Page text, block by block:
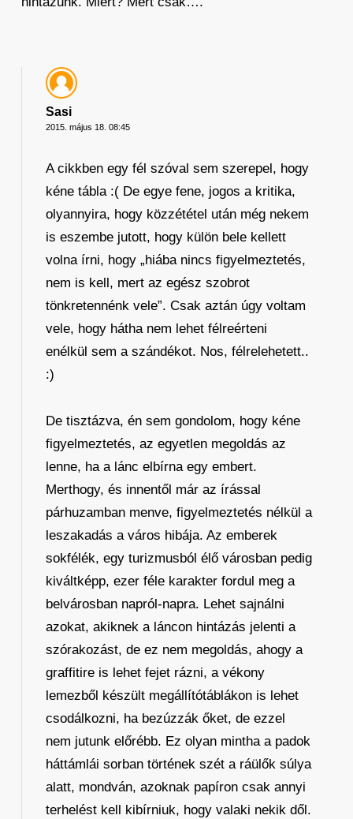
Sasi
2015. május 18. 08:45
A cikkben egy fél szóval sem szerepel, hogy
kéne tábla :( De egye fene, jogos a kritika,
olyannyira, hogy közzététel után még nekem
is eszembe jutott, hogy külön bele kellett
volna írni, hogy „hiába nincs figyelmeztetés,
nem is kell, mert az egész szobrot
tönkretennénk vele”. Csak aztán úgy voltam
vele, hogy hátha nem lehet félreérteni
enélkül sem a szándékot. Nos, félrelehetett..
:)
De tisztázva, én sem gondolom, hogy kéne
figyelmeztetés, az egyetlen megoldás az
lenne, ha a lánc elbírna egy embert.
Merthogy, és innentől már az írással
párhuzamban menve, figyelmeztetés nélkül a
leszakadás a város hibája. Az emberek
sokfélék, egy turizmusból élő városban pedig
kiváltképp, ezer féle karakter fordul meg a
belvárosban napról-napra. Lehet sajnálni
azokat, akiknek a láncon hintázás jelenti a
szórakozást, de ez nem megoldás, ahogy a
graffitire is lehet fejet rázni, a vékony
lemezből készült megállítótáblákon is lehet
csodálkozni, ha bezúzzák őket, de ezzel
nem jutunk előrébb. Ez olyan mintha a padok
háttámlái sorban történek szét a ráülők súlya
alatt, mondván, azoknak papíron csak annyi
terhelést kell kibírniuk, hogy valaki nekik dől.